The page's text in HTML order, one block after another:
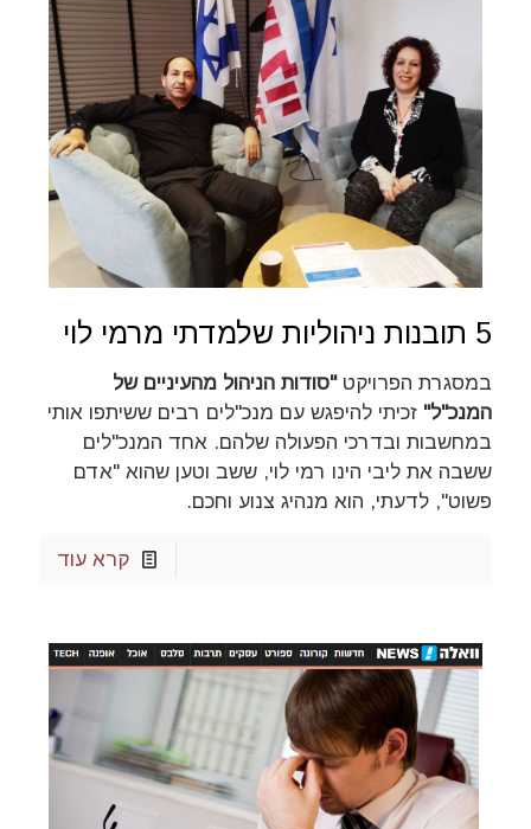
5 תובנות ניהוליות שלמדתי מרמי לוי
במסגרת הפרויקט "סודות הניהול מהעיניים של
המנכ"ל" זכיתי להיפגש עם מנכ"לים רבים ששיתפו אותי
במחשבות ובדרכי הפעולה שלהם. אחד המנכ"לים
ששבה את ליבי הינו רמי לוי, ששב וטען שהוא "אדם
פשוט", לדעתי, הוא מנהיג צנוע וחכם.
קרא עוד